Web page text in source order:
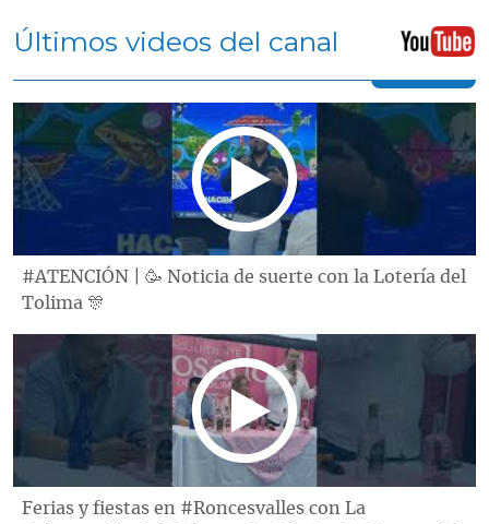
Últimos videos del canal
#ATENCIÓN | 🥳 Noticia de suerte con la Lotería del
Tolima 🎊
Ferias y fiestas en #Roncesvalles con La